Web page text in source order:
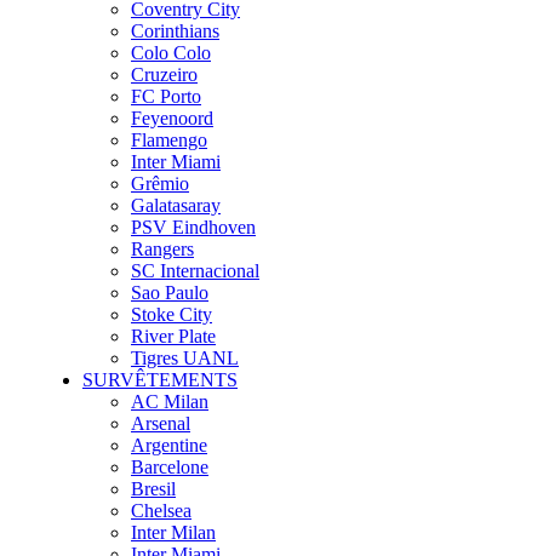
Coventry City
Corinthians
Colo Colo
Cruzeiro
FC Porto
Feyenoord
Flamengo
Inter Miami
Grêmio
Galatasaray
PSV Eindhoven
Rangers
SC Internacional
Sao Paulo
Stoke City
River Plate
Tigres UANL
SURVÊTEMENTS
AC Milan
Arsenal
Argentine
Barcelone
Bresil
Chelsea
Inter Milan